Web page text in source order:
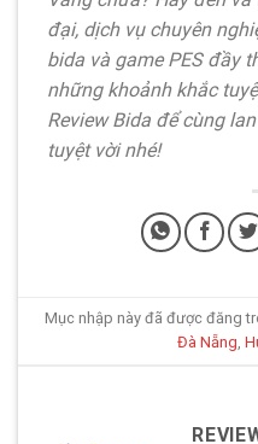
đại, dịch vụ chuyên
bida và game PES đầy
những khoảnh khắc
Review Bida để cùng
tuyệt vời nhé!
Mục nhập này đã được đăng
Đà Nẵng